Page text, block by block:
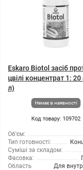
Eskaro Biotol засіб
цвілі концентрат 1: 20
л)
Немає в наявності
Код товару: 109702
Об'єм:
Тип готовності:
Суміші за складом:
Фасовка:
Область
Для